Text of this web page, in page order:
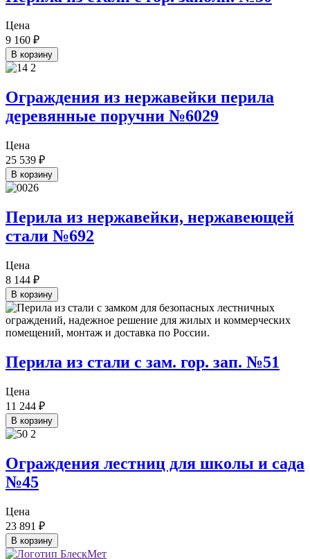
Цена
9 160 ₽
В корзину
Ограждения из нержавейки перила
деревянные поручни №6029
Цена
25 539 ₽
В корзину
Перила из нержавейки, нержавеющей
стали №692
Цена
8 144 ₽
В корзину
Перила из стали с зам. гор. зап. №51
Цена
11 244 ₽
В корзину
Ограждения лестниц для школы и сада
№45
Цена
23 891 ₽
В корзину